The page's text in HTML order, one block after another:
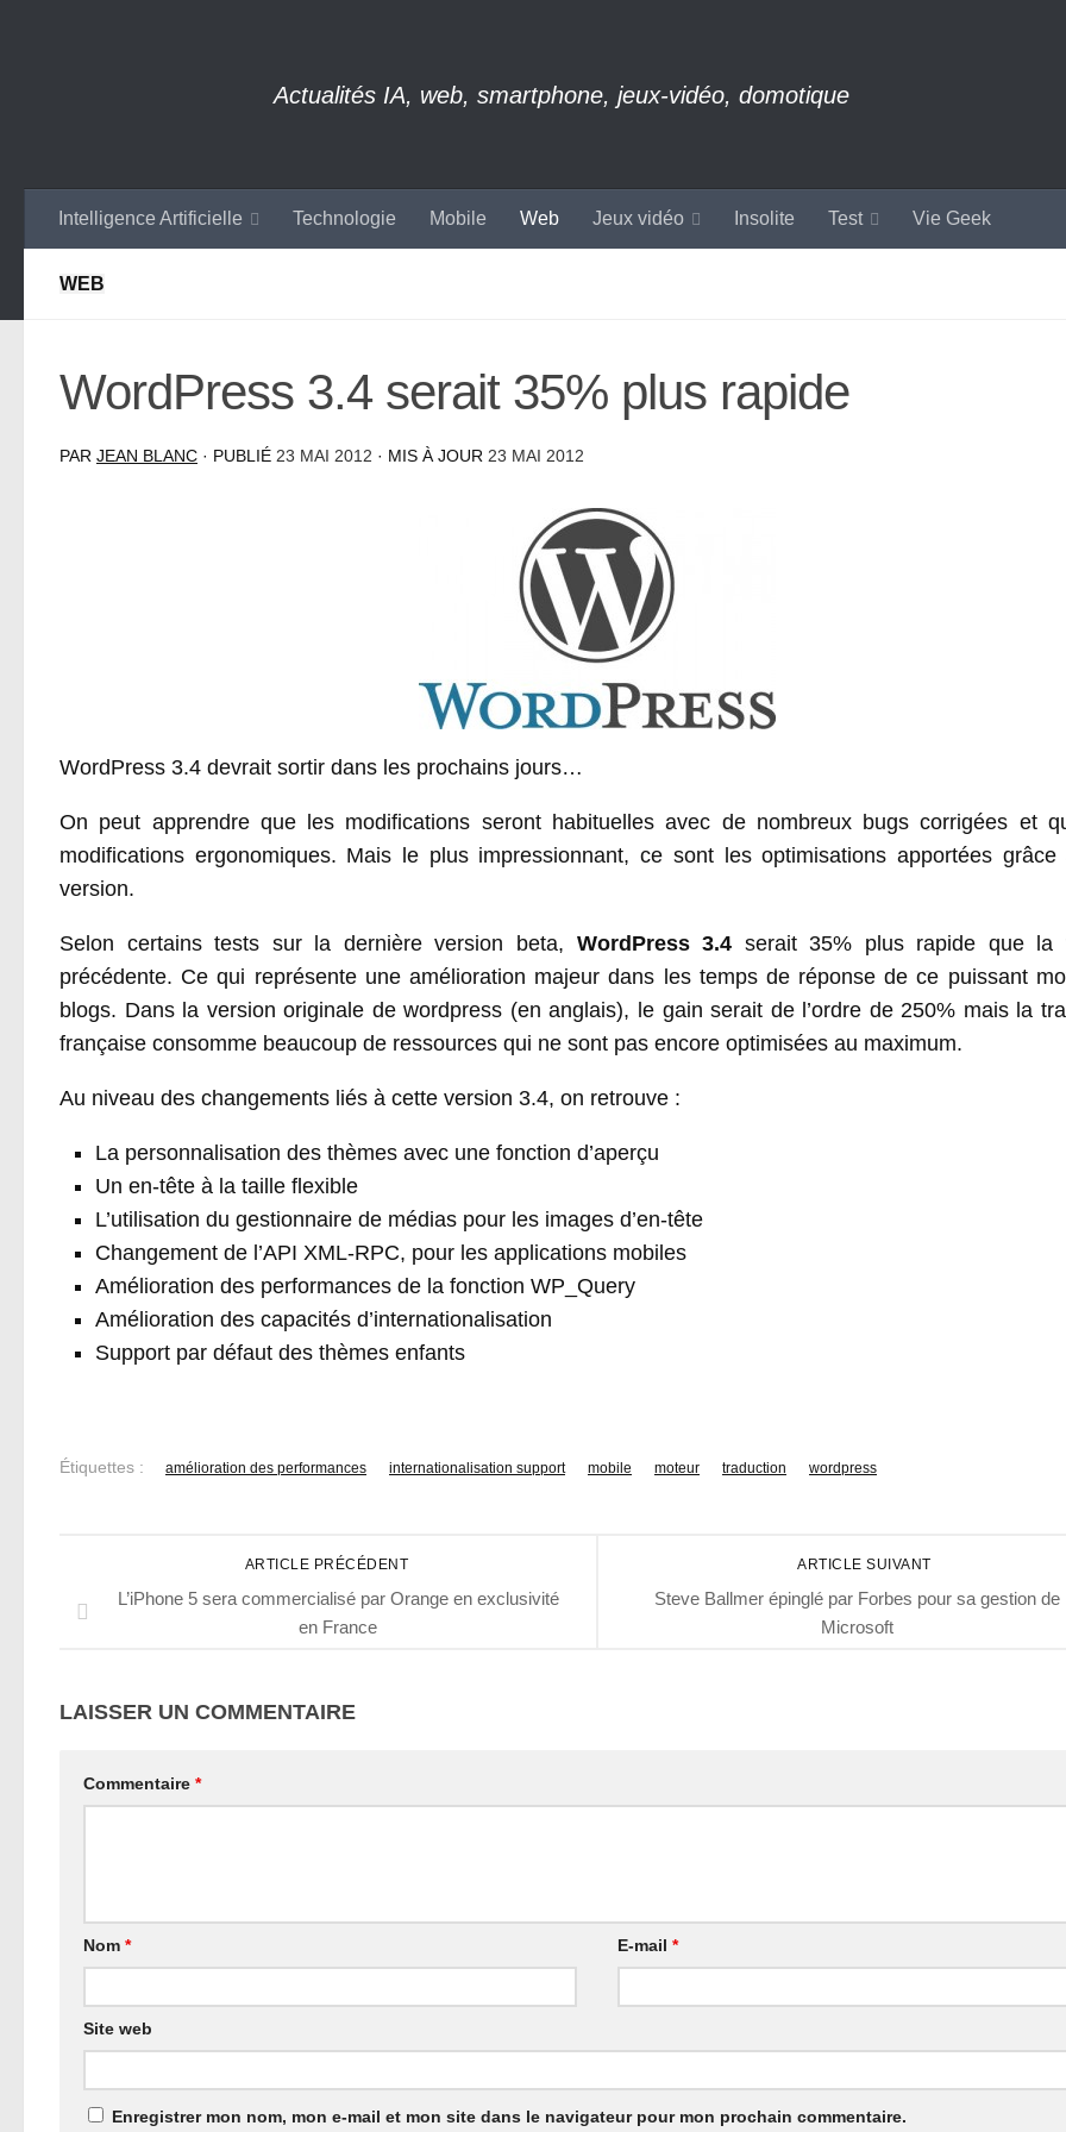
Actualités IA, web, smartphone, jeux-vidéo, domotique
Intelligence Artificielle Technologie Mobile Web Jeux vidéo Insolite Test Vie Geek
WEB
WordPress 3.4 serait 35% plus rapide
PAR JEAN BLANC · PUBLIÉ 23 MAI 2012 · MIS À JOUR 23 MAI 2012
WordPress 3.4 devrait sortir dans les prochains jours…
On peut apprendre que les modifications seront habituelles avec de nombreux bugs corrigées et
modifications ergonomiques. Mais le plus impressionnant, ce sont les optimisations apportées
version.
Selon certains tests sur la dernière version beta, WordPress 3.4 serait 35% plus rapide que la
précédente. Ce qui représente une amélioration majeur dans les temps de réponse de ce puissant
blogs. Dans la version originale de wordpress (en anglais), le gain serait de l’ordre de 250% mais la
française consomme beaucoup de ressources qui ne sont pas encore optimisées au maximum.
Au niveau des changements liés à cette version 3.4, on retrouve :
La personnalisation des thèmes avec une fonction d’aperçu
Un en-tête à la taille flexible
L’utilisation du gestionnaire de médias pour les images d’en-tête
Changement de l’API XML-RPC, pour les applications mobiles
Amélioration des performances de la fonction WP_Query
Amélioration des capacités d’internationalisation
Support par défaut des thèmes enfants
Étiquettes : amélioration des performances internationalisation support mobile moteur traduction wordpress
ARTICLE SUIVANT
Steve Ballmer épinglé par Forbes pour sa gestion de
Microsoft
ARTICLE PRÉCÉDENT
L’iPhone 5 sera commercialisé par Orange en exclusivité
en France
LAISSER UN COMMENTAIRE
Commentaire *
Nom * E-mail*
Site web
Enregistrer mon nom, mon e-mail et mon site dans le navigateur pour mon prochain commentaire.